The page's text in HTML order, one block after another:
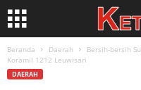
Beranda Daerah
Bersih-bersih
Koramil 1212 Leuwisari
DAERAH